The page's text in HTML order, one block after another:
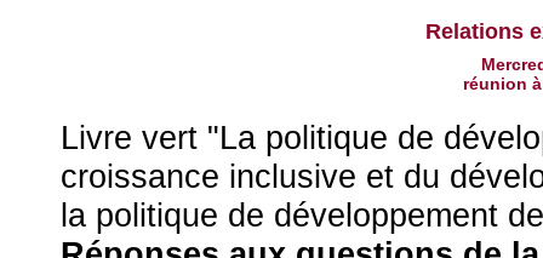
Relations
réunion
Livre vert "La politique de
croissance inclusive et du
la politique de développement